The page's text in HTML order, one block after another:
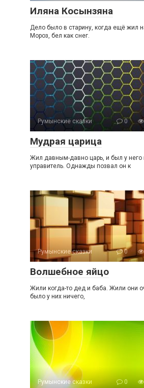
Иляна Косынзяна
Дело было в старину, когда ещё жил
Мороз, бел как снег.
Румынские сказки 0
Мудрая царица
Жил давным-давно царь, и был у него
управитель. Однажды позвал он к
Румынские сказки 0
Волшебное яйцо
Жили когда-то дед и баба. Жили они
было у них ничего,
Румынские сказки 0